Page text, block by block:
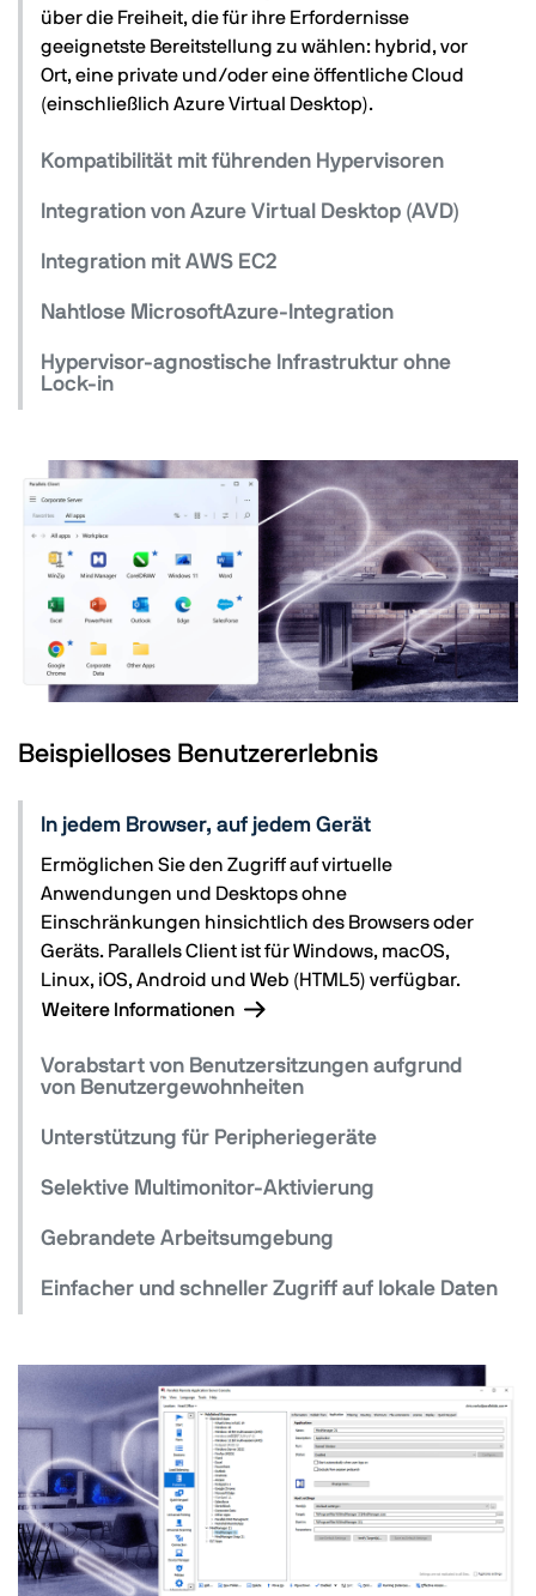
über die Freiheit, die für ihre Erfordernisse
geeignetste Bereitstellung zu wählen: hybrid, vor
Ort, eine private und/oder eine öffentliche Cloud
(einschließlich Azure Virtual Desktop).
Kompatibilität mit führenden Hypervisoren
Integration von Azure Virtual Desktop (AVD)
Integration mit AWS EC2
Nahtlose MicrosoftAzure-Integration
Hypervisor-agnostische Infrastruktur ohne
Lock-in
Beispielloses Benutzererlebnis
In jedem Browser, auf jedem Gerät
Ermöglichen Sie den Zugriff auf virtuelle
Anwendungen und Desktops ohne
Einschränkungen hinsichtlich des Browsers oder
Geräts. Parallels Client ist für Windows, macOS,
Linux, iOS, Android und Web (HTML5) verfügbar.
Weitere Informationen
Vorabstart von Benutzersitzungen aufgrund
von Benutzergewohnheiten
Unterstützung für Peripheriegeräte
Selektive Multimonitor-Aktivierung
Gebrandete Arbeitsumgebung
Einfacher und schneller Zugriff auf lokale Daten